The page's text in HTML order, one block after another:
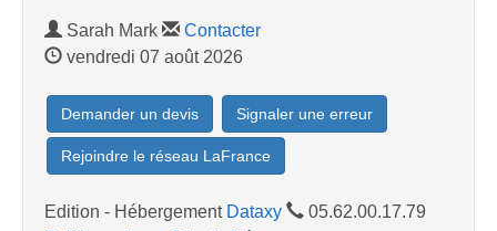
Sarah Mark
Contacter
vendredi 07 août 2026
Demander un devis Signaler une erreur
Rejoindre le réseau LaFrance
Edition - Hébergement Dataxy
05.62.00.17.79